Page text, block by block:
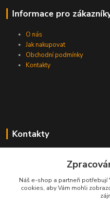
Informace pro
O nás
Jak nakupovat
Obchodní podmínky
Kontakty
Kontakty
+420 733 530
(Po-Pá, 8-15 hod.)
Náš e-shop a partneři potřebují
cookies, aby Vám mohli